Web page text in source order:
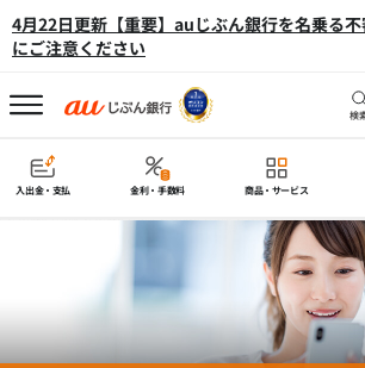
4月22日更新【重要】auじぶん銀行を名乗る
にご注意ください
検
入出金・支払 金利・手数料 商品・サービス